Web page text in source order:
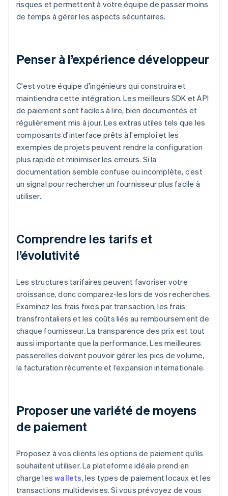
risques et permettent à votre équipe de passer moins
de temps à gérer les aspects sécuritaires.
Penser à l’expérience développeur
C'est votre équipe d'ingénieurs qui construira et
maintiendra cette intégration. Les meilleurs SDK et API
de paiement sont faciles à lire, bien documentés et
régulièrement mis à jour. Les extras utiles tels que les
composants d'interface prêts à l'emploi et les
exemples de projets peuvent rendre la configuration
plus rapide et minimiser les erreurs. Si la
documentation semble confuse ou incomplète, c’est
un signal pour rechercher un fournisseur plus facile à
utiliser.
Comprendre les tarifs et
l’évolutivité
Les structures tarifaires peuvent favoriser votre
croissance, donc comparez-les lors de vos recherches.
Examinez les frais fixes par transaction, les frais
transfrontaliers et les coûts liés au remboursement de
chaque fournisseur. La transparence des prix est tout
aussi importante que la performance. Les meilleures
passerelles doivent pouvoir gérer les pics de volume,
la facturation récurrente et l’expansion internationale.
Proposer une variété de moyens
de paiement
Proposez à vos clients les options de paiement qu'ils
souhaitent utiliser. La plateforme idéale prend en
charge leswallets, les types de paiement locaux et les
transactions multidevises. Si vous prévoyez de vous